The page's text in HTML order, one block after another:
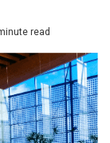
read